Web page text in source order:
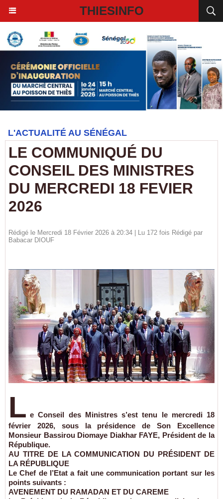
THIESINFO
L'ACTUALITÉ AU SÉNÉGAL
LE COMMUNIQUÉ DU
CONSEIL DES MINISTRES
DU MERCREDI 18 FEVIER
2026
Rédigé le Mercredi 18 Février 2026 à 20:34 | Lu 172 fois Rédigé par
Babacar DIOUF
L e Conseil des Ministres s’est tenu le mercredi 18
février 2026, sous la présidence de Son Excellence
Monsieur Bassirou Diomaye Diakhar FAYE, Président de la
République.
AU TITRE DE LA COMMUNICATION DU PRÉSIDENT DE
LA RÉPUBLIQUE
Le Chef de l’Etat a fait une communication portant sur les
points suivants :
AVENEMENT DU RAMADAN ET DU CAREME